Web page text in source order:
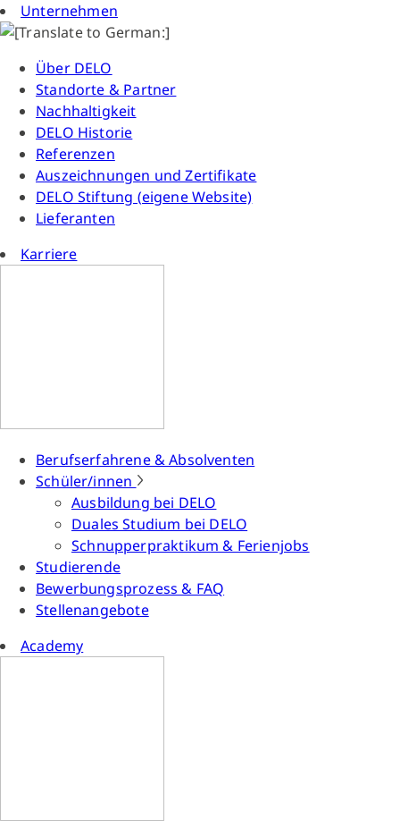
Unternehmen
Über DELO
Standorte & Partner
Nachhaltigkeit
DELO Historie
Referenzen
Auszeichnungen und Zertifikate
DELO Stiftung (eigene Website)
Lieferanten
Karriere
Berufserfahrene & Absolventen
Schüler/innen
Ausbildung bei DELO
Duales Studium bei DELO
Schnupperpraktikum & Ferienjobs
Studierende
Bewerbungsprozess & FAQ
Stellenangebote
Academy